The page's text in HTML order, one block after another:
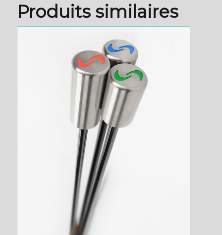
Produits similaires